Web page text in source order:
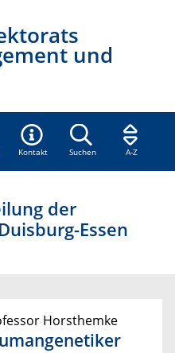
und
Kontakt Suchen A-Z
der
Essen
Horsthemke